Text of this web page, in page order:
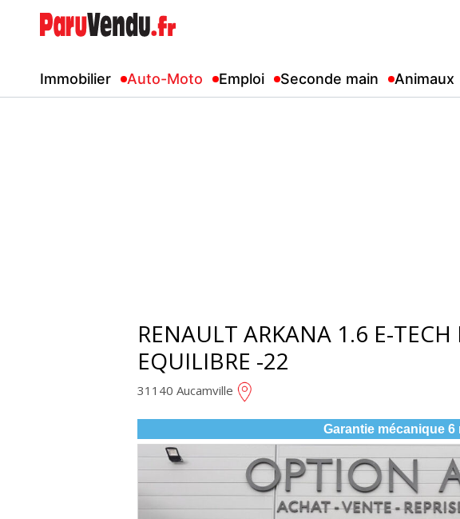
Immobilier Auto-Moto Emploi Seconde main Animaux
RENAULT ARKANA 1.6 E-
EQUILIBRE -22
31140 Aucamville
Garantie mécanique 6